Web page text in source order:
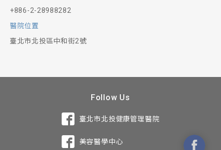
+886-2-28988282
醫院位置
臺北市北投區中和街2號
Follow Us
臺北市北投健康管理醫院
美容醫學中心